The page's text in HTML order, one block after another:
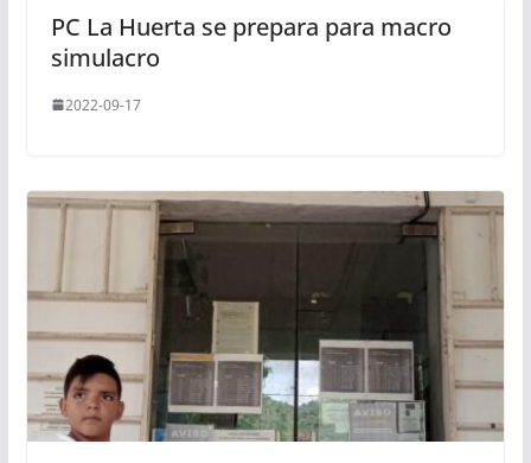
PC La Huerta se prepara para macro
simulacro
2022-09-17